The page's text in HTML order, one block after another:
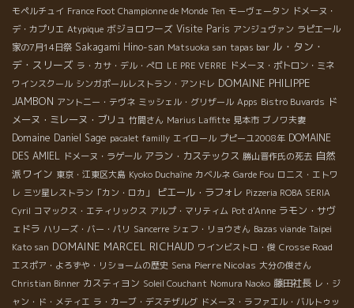
モペルチュイ France Foot Championne de Monde Ten モーヴェータン ドメーヌ・
デ・カプリエ Atypique ボジョロワーズ Visite Paris アンジュヴァン ラピエール
家の7月14日祭 Sakagami Hino-san Matsuoka san tapas bar ル・タン・
デ・スリーズ ラ・カサ・デル・ぺロ LE PRE VERRE ドメーヌ・ポトロン・ミネ
ワインスクール シンガポールレストラン・アンドレ DOMAINE PHILIPPE
JAMBON アントニー・テヴネ ミッシェル・グリザール Apps Bistro Buvards ド
メーヌ・ミレーヌ・ブリュ 竹間さん Marius Laffitte 見本市 ブノワ夫妻
Domaine Daniel Sage pacalet familly エイロール プピーユ2008年 DOMAINE
DES AMIEL ドメーヌ・ラゲール アラン・カステックス 勝山晋作氏の死去 自然
派ワイン 東京・江東区大島 Kyoko Duchaîne カベルネ Garde Fou ロニス・エトワ
レ 三ツ星レストラン「カン・ロカ」 ピエール・ラフォレ Pizzeria ROBA SERIA
Cyril コマックス・エティリックス アルプ・マリティム Pot d'Anne ラモン・サヴ
ェドラ ハリーズ・バー・パリ Sancerre シェフ・リョウさん Bazas viande Taipei
Kato san DOMAINE MARCEL RICHAUD ワインビストロ・俊 Crosse Road
エスポア・よろずや・リショームの歴史 Sena Pierre Nicolas 大分の俊さん
Christian Binner カスティヨン Soleil Couchant Nomura Naoko 藤田社長 レ・ジ
ャン・ド・メティエ ラ・カーブ・デステザルグ ドメーヌ・ラファエル・バルトゥッ